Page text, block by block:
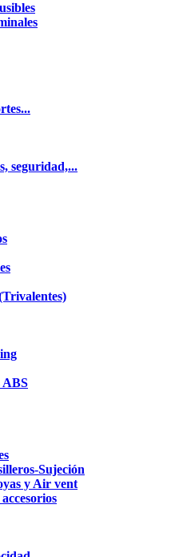
seguridad,...
ABS
Sujeción
y Air vent